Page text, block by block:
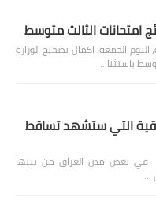
امتحانات الثالث متوسط
الجمعة، اكمال تصحيح الوزارة
باستثنا…
التي ستشهد تساقط
في بعض مدن العراق من بينها